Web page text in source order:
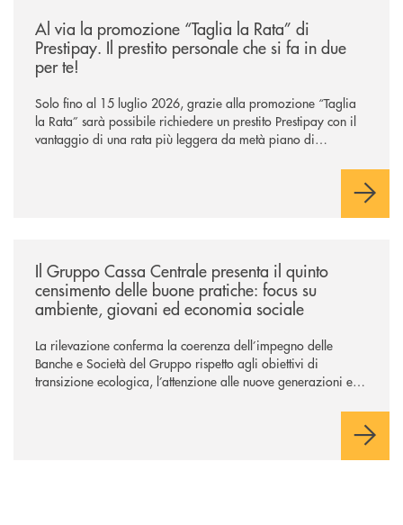
Al via la promozione “Taglia la Rata” di
Prestipay. Il prestito personale che si fa in due
per te!
Solo fino al 15 luglio 2026, grazie alla promozione “Taglia
la Rata” sarà possibile richiedere un prestito Prestipay con il
vantaggio di una rata più leggera da metà piano di
Il Gruppo Cassa Centrale presenta il quinto
censimento delle buone pratiche: focus su
ambiente, giovani ed economia sociale
La rilevazione conferma la coerenza dell’impegno delle
Banche e Società del Gruppo rispetto agli obiettivi di
transizione ecologica, l’attenzione alle nuove generazioni e
attori chiave delle comunità locali. Installate 246 colonnine di